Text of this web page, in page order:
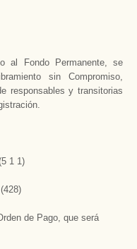
al Fondo Permanente, se
sin Compromiso,
responsables y transitorias
1 1)
de Pago, que será